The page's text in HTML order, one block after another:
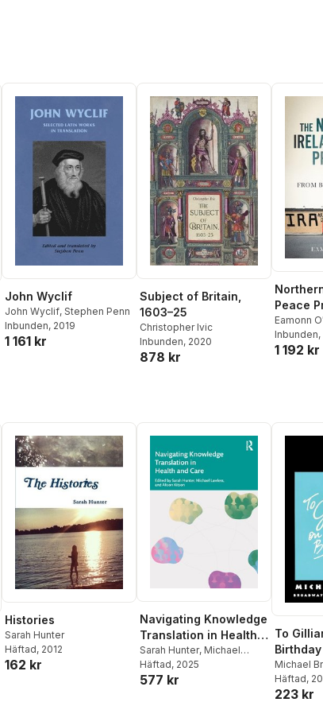
John Wyclif
John Wyclif, Stephen Penn
Inbunden, 2019
1 161 kr
Subject of Britain,
1603–25
Christopher Ivic
Inbunden, 2020
878 kr
Peace
Eamonn
Inbunden
1 192 kr
Histories
Sarah Hunter
Häftad, 2012
162 kr
Navigating Knowledge
Translation in Health
and Care
Sarah Hunter, Michael
Lawless,Australia) Kitson,
Alison (University of
Häftad, 2025
577 kr
To
Birthday
Michael
Häftad,
223 kr